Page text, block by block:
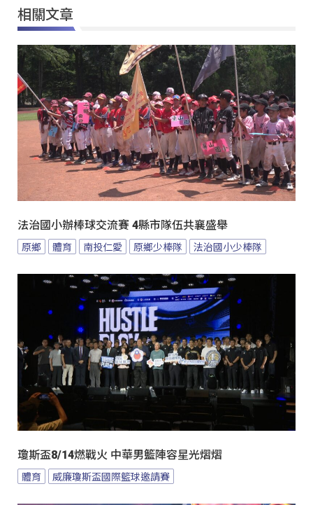
相關文章
法治國小辦棒球交流賽 4縣市隊伍共襄盛舉
原鄉 體育 南投仁愛 原鄉少棒隊 法治國小少棒隊
瓊斯盃8/14燃戰火 中華男籃陣容星光熠熠
體育 威廉瓊斯盃國際籃球邀請賽